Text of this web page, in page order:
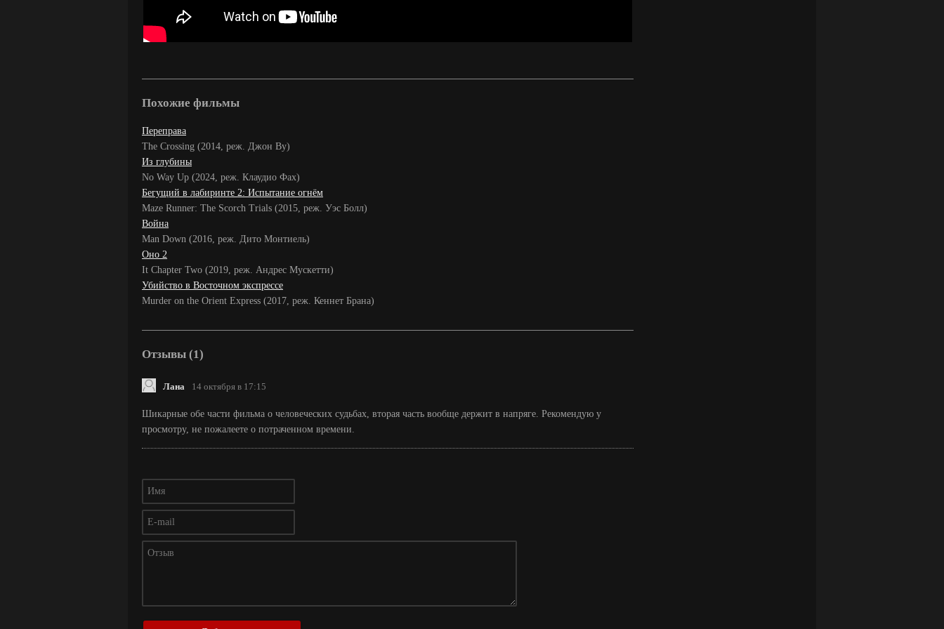
Похожие фильмы
Переправа
The Crossing (2014, реж. Джон Ву)
Из глубины
No Way Up (2024, реж. Клаудио Фах)
Бегущий в лабиринте 2: Испытание огнём
Maze Runner: The Scorch Trials (2015, реж. Уэс Болл)
Война
Man Down (2016, реж. Дито Монтиель)
Оно 2
It Chapter Two (2019, реж. Андрес Мускетти)
Убийство в Восточном экспрессе
Murder on the Orient Express (2017, реж. Кеннет Брана)
Отзывы (1)
Лана 14 октября в 17:15
Шикарные обе части фильма о человеческих судьбах, вторая часть вообще держит в напряге. Рекомендую у
просмотру, не пожалеете о потраченном времени.